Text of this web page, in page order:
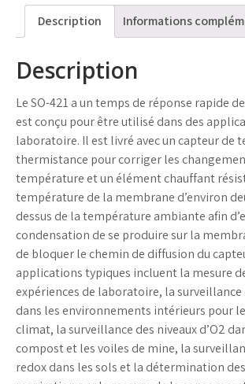
Description Informations
Description
Le SO-421 a un temps de réponse rapide
est conçu pour être utilisé dans des
laboratoire. Il est livré avec un capteur de
thermistance pour corriger les
température et un élément chauffant
température de la membrane d’environ
dessus de la température ambiante afin
condensation de se produire sur la
de bloquer le chemin de diffusion du
applications typiques incluent la mesure
expériences de laboratoire, la surveillance
dans les environnements intérieurs pour
climat, la surveillance des niveaux d’O2
compost et les voiles de mine, la
redox dans les sols et la détermination